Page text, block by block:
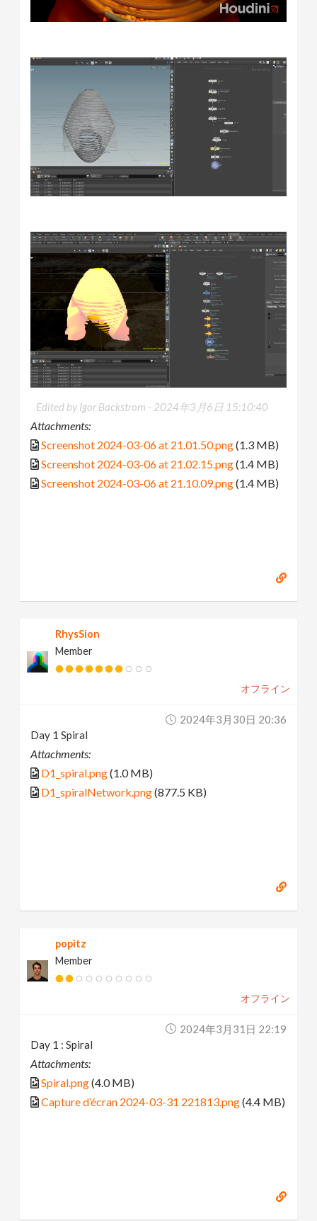
Edited by Igor Backstrom - 2024年3月6日 15:10:40
Attachments:
Screenshot 2024-03-06 at 21.01.50.png(1.3 MB)
Screenshot 2024-03-06 at 21.02.15.png(1.4 MB)
Screenshot 2024-03-06 at 21.10.09.png(1.4 MB)
RhysSion
Member
オフライン
2024年3月30日 20:36
Day 1 Spiral
Attachments:
D1_spiral.png(1.0 MB)
D1_spiralNetwork.png(877.5 KB)
popitz
Member
オフライン
2024年3月31日 22:19
Day 1 : Spiral
Attachments:
Spiral.png(4.0 MB)
Capture d’écran 2024-03-31 221813.png(4.4 MB)